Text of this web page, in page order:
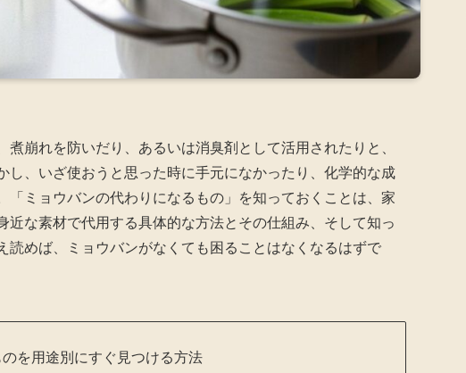
崩れを防いだり、あるいは消臭剤として活用されたりと、
、いざ使おうと思った時に手元になかったり、化学的な成
ミョウバンの代わりになるもの」を知っておくことは、家
な素材で代用する具体的な方法とその仕組み、そして知っ
めば、ミョウバンがなくても困ることはなくなるはずで
を用途別にすぐ見つける方法